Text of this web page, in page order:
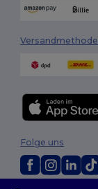
Folge uns